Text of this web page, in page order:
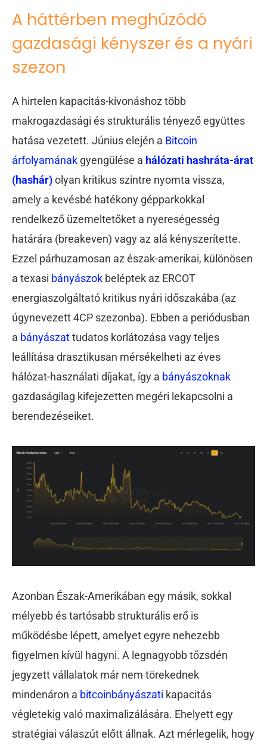
A háttérben meghúzódó
gazdasági kényszer és a nyári
szezon
A hirtelen kapacitás-kivonáshoz több
makrogazdasági és strukturális tényező együttes
hatása vezetett. Június elején a Bitcoin
árfolyamának gyengülése a hálózati hashráta-árat
(hashár)olyan kritikus szintre nyomta vissza,
amely a kevésbé hatékony gépparkokkal
rendelkező üzemeltetőket a nyereségesség
határára (breakeven) vagy az alá kényszerítette.
Ezzel párhuzamosan az észak-amerikai, különösen
a texasi bányászok beléptek az ERCOT
energiaszolgáltató kritikus nyári időszakába (az
úgynevezett 4CP szezonba). Ebben a periódusban
a bányászattudatos korlátozása vagy teljes
leállítása drasztikusan mérsékelheti az éves
hálózat-használati díjakat, így a bányászoknak
gazdaságilag kifejezetten megéri lekapcsolni a
berendezéseiket.
Azonban Észak-Amerikában egy másik, sokkal
mélyebb és tartósabb strukturális erő is
működésbe lépett, amelyet egyre nehezebb
figyelmen kívül hagyni. A legnagyobb tőzsdén
jegyzett vállalatok már nem törekednek
mindenáron a bitcoinbányászati kapacitás
végletekig való maximalizálására. Ehelyett egy
stratégiai válaszút előtt állnak. Azt mérlegelik, hogy